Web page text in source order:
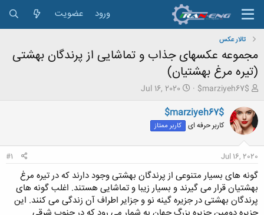
ورود عضویت
تالار عکس
مجموعه عکسهای جذاب و تماشایی از پرندگان بهشتی
(تیره مرغ بهشتیان)
ش
و
ع
ک
ه
م
و
ض
$marziyeh67$
ت
ر
ی
خ
ع
Jul 16, 2020
$marziyeh67$
کاربر حرفه ای کاربر ممتاز
Jul 16, 2020
#1
گونه های بسیار متنوعی از پرندگان بهشتی وجود دارند که در تیره مرغ
بهشتیان قرار می گیرند و بسیار زیبا و تماشایی هستند. اغلب گونه های
پرندگان بهشتی در جزیره گینه نو و جزایر اطراف آن زندگی می کنند. این